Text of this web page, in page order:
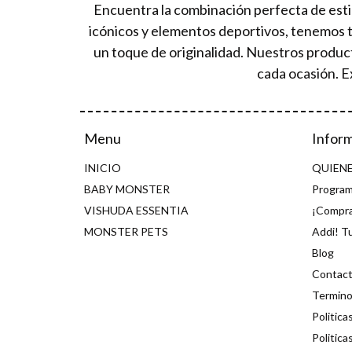
Encuentra la combinación perfecta de
icónicos y elementos deportivos, tenemos
un toque de originalidad. Nuestros
cada ocasión.
Menu
INICIO
BABY MONSTER
VISHUDA ESSENTIA
MONSTER PETS
Addi!
Blog